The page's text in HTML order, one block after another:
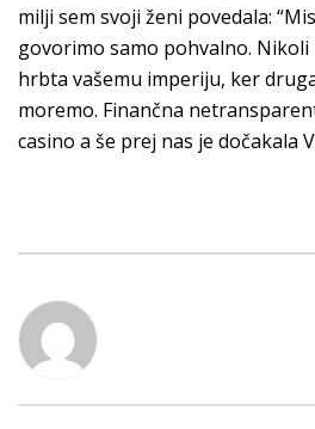
milji sem svoji ženi povedala:
govorimo samo pohvalno.
hrbta vašemu imperiju, ker
moremo. Finančna
casino a še prej nas je dočakala